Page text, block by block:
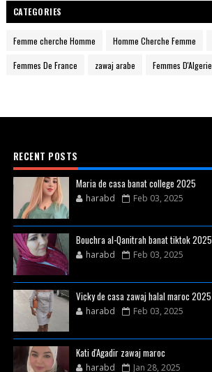
CATEGORIES
Femme cherche Homme Homme Cherche Femme
Femmes De France zawaj arabe Femmes D'Algerie
RECENT POSTS
Maria de casa banat college 2025
harabd Feb 03, 2025
Bouchra al-Qanitrah banat tiktok 2025
harabd Feb 03, 2025
Vicky de casa zawaj halal maroc 2025
harabd Feb 03, 2025
Kati d'Agadir zawaj maroc
harabd Jan 28, 2025